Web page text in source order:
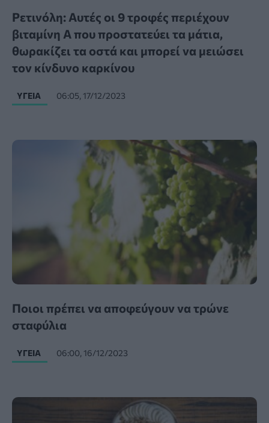
Ρετινόλη: Αυτές οι 9 τροφές περιέχουν
βιταμίνη Α που προστατεύει τα μάτια,
θωρακίζει τα οστά και μπορεί να μειώσει
τον κίνδυνο καρκίνου
ΥΓΕΊΑ 06:05, 17/12/2023
Ποιοι πρέπει να αποφεύγουν να τρώνε
σταφύλια
ΥΓΕΊΑ 06:00, 16/12/2023